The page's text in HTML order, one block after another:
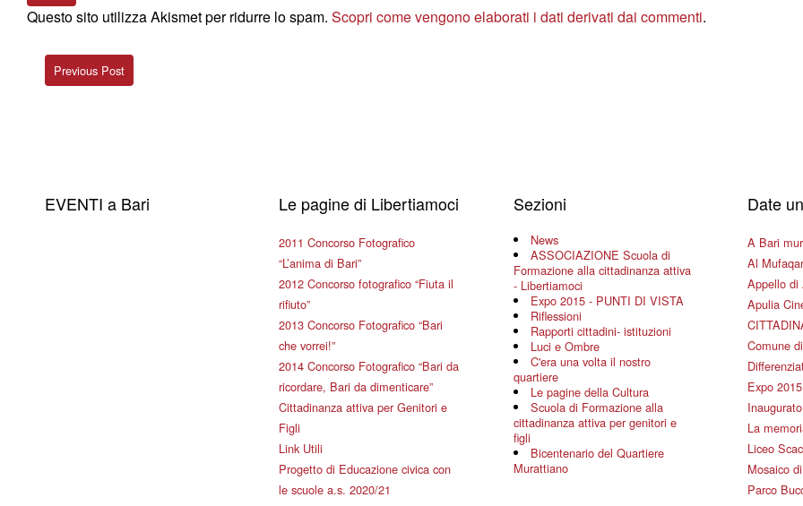
Questo sito utilizza Akismet per ridurre lo spam. Scopri come vengono elaborati i dati derivati dai commenti.
Previous Post
EVENTI a Bari Le pagine di Libertiamoci
2011 Concorso Fotografico
“L’anima di Bari”
2012 Concorso fotografico “Fiuta il
rifiuto”
2013 Concorso Fotografico “Bari
che vorrei!”
2014 Concorso Fotografico “Bari da
ricordare, Bari da dimenticare”
Cittadinanza attiva per Genitori e
Figli
Link Utili
Progetto di Educazione civica con
le scuole a.s. 2020/21
Sezioni
News
ASSOCIAZIONE Scuola di
Formazione alla cittadinanza attiva
- Libertiamoci
Expo 2015 - PUNTI DI VISTA
Riflessioni
Rapporti cittadini- istituzioni
Luci e Ombre
C'era una volta il nostro
quartiere
Le pagine della Cultura
Scuola di Formazione alla
cittadinanza attiva per genitori e
figli
Bicentenario del Quartiere
Murattiano
Date
A Bari
Al
Appello di
Apulia
Comune
Expo 2015
La
Liceo
Mosaico
Parco